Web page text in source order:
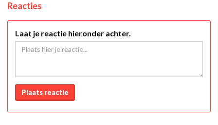
Reacties
Laat je reactie hieronder achter.
Plaats reactie